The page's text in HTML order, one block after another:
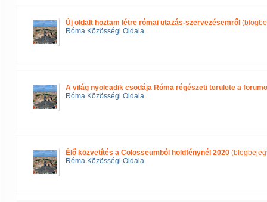
Új oldalt hoztam létre római utazás-szervezésemről
Róma Közösségi Oldala
A világ nyolcadik csodája Róma régészeti területe a
Róma Közösségi Oldala
Élő közvetítés a Colosseumból holdfénynél 2020
Róma Közösségi Oldala